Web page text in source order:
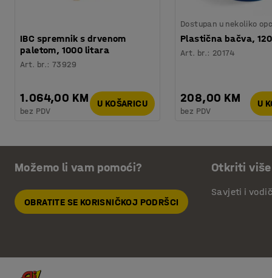
IBC spremnik s drvenom
paletom, 1000 litara
Art. br.:73929
1.064,00 KM
bez PDV
U KOŠARICU
Dostupan u nekoliko
Plastična bačva,
Art. br.: 20174
208,00 KM
bez PDV
U
Možemo li vam pomoći?
OBRATITE SE KORISNIČKOJ PODRŠCI
Otkriti više
Savjeti i